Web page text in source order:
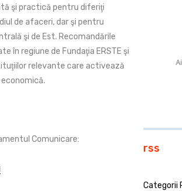
şi practică pentru diferiţi
de afaceri, dar şi pentru
şi de Est. Recomandările
în regiune de Fundaţia ERSTE şi
relevante care activează
Comunicare:
rss
Categorii